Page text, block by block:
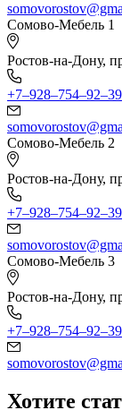
Сомово-Мебель 1
Ростов-на-Дону,
+7‒928‒754‒92‒39
Сомово-Мебель 2
Ростов-на-Дону,
+7‒928‒754‒92‒39
Сомово-Мебель 3
Ростов-на-Дону,
+7‒928‒754‒92‒39
Хотите